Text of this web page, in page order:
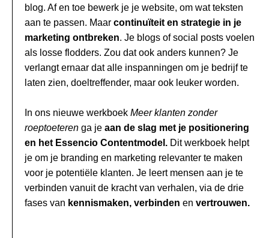
blog. Af en toe bewerk je je website, om wat teksten
aan te passen. Maar continuïteit en strategie in je
marketing ontbreken. Je blogs of social posts voelen
als losse flodders. Zou dat ook anders kunnen? Je
verlangt ernaar dat alle inspanningen om je bedrijf te
laten zien, doeltreffender, maar ook leuker worden.
In ons nieuwe werkboek Meer klanten zonder
roeptoeteren ga je aan de slag met je positionering
en het Essencio Contentmodel. Dit werkboek helpt
je om je branding en marketing relevanter te maken
voor je potentiële klanten. Je leert mensen aan je te
verbinden vanuit de kracht van verhalen, via de drie
fases van kennismaken, verbinden en vertrouwen.